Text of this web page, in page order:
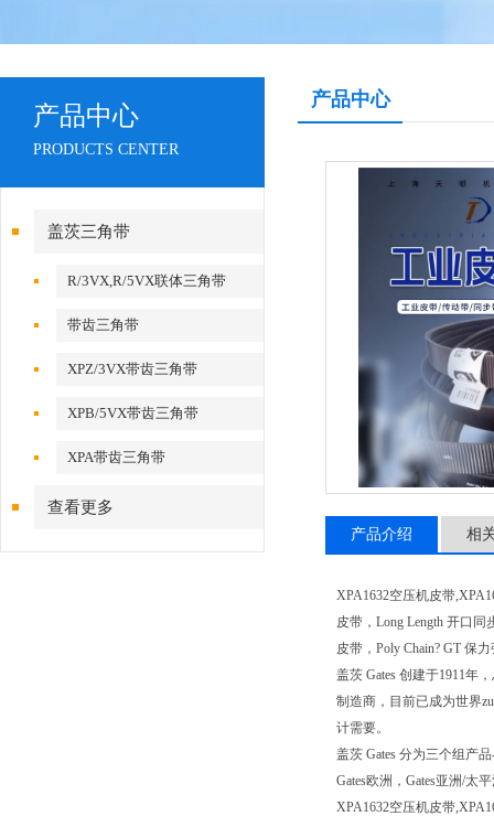
产品中心
PRODUCTS CENTER
盖茨三角带
R/3VX,R/5VX联体三角带
带齿三角带
XPZ/3VX带齿三角带
XPB/5VX带齿三角带
XPA带齿三角带
查看更多
产品中心
产品介绍 相
XPA1632空压机皮带
皮带，Long Length 开口同
皮带，Poly Chain? GT 保
盖茨 Gates 创建于1911年
制造商，目前已成为世界
计需要。
盖茨 Gates 分为三个组产
Gates欧洲，Gates亚洲/太
XPA1632空压机皮带